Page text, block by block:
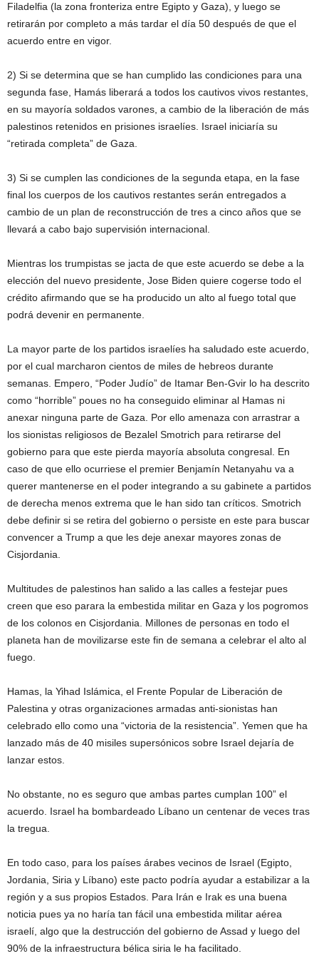
Filadelfia (la zona fronteriza entre Egipto y Gaza), y luego se
retirarán por completo a más tardar el día 50 después de que el
acuerdo entre en vigor.
2) Si se determina que se han cumplido las condiciones para una
segunda fase, Hamás liberará a todos los cautivos vivos restantes,
en su mayoría soldados varones, a cambio de la liberación de más
palestinos retenidos en prisiones israelíes. Israel iniciaría su
“retirada completa” de Gaza.
3) Si se cumplen las condiciones de la segunda etapa, en la fase
final los cuerpos de los cautivos restantes serán entregados a
cambio de un plan de reconstrucción de tres a cinco años que se
llevará a cabo bajo supervisión internacional.
Mientras los trumpistas se jacta de que este acuerdo se debe a la
elección del nuevo presidente, Jose Biden quiere cogerse todo el
crédito afirmando que se ha producido un alto al fuego total que
podrá devenir en permanente.
La mayor parte de los partidos israelíes ha saludado este acuerdo,
por el cual marcharon cientos de miles de hebreos durante
semanas. Empero, “Poder Judío” de Itamar Ben-Gvir lo ha descrito
como “horrible” poues no ha conseguido eliminar al Hamas ni
anexar ninguna parte de Gaza. Por ello amenaza con arrastrar a
los sionistas religiosos de Bezalel Smotrich para retirarse del
gobierno para que este pierda mayoría absoluta congresal. En
caso de que ello ocurriese el premier Benjamín Netanyahu va a
querer mantenerse en el poder integrando a su gabinete a partidos
de derecha menos extrema que le han sido tan críticos. Smotrich
debe definir si se retira del gobierno o persiste en este para buscar
convencer a Trump a que les deje anexar mayores zonas de
Cisjordania.
Multitudes de palestinos han salido a las calles a festejar pues
creen que eso parara la embestida militar en Gaza y los pogromos
de los colonos en Cisjordania. Millones de personas en todo el
planeta han de movilizarse este fin de semana a celebrar el alto al
fuego.
Hamas, la Yihad Islámica, el Frente Popular de Liberación de
Palestina y otras organizaciones armadas anti-sionistas han
celebrado ello como una “victoria de la resistencia”. Yemen que ha
lanzado más de 40 misiles supersónicos sobre Israel dejaría de
lanzar estos.
No obstante, no es seguro que ambas partes cumplan 100” el
acuerdo. Israel ha bombardeado Líbano un centenar de veces tras
la tregua.
En todo caso, para los países árabes vecinos de Israel (Egipto,
Jordania, Siria y Líbano) este pacto podría ayudar a estabilizar a la
región y a sus propios Estados. Para Irán e Irak es una buena
noticia pues ya no haría tan fácil una embestida militar aérea
israelí, algo que la destrucción del gobierno de Assad y luego del
90% de la infraestructura bélica siria le ha facilitado.